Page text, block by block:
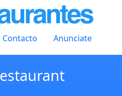
Contacto Anunciate